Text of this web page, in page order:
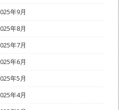
年9月
年8月
年7月
年6月
年5月
年4月